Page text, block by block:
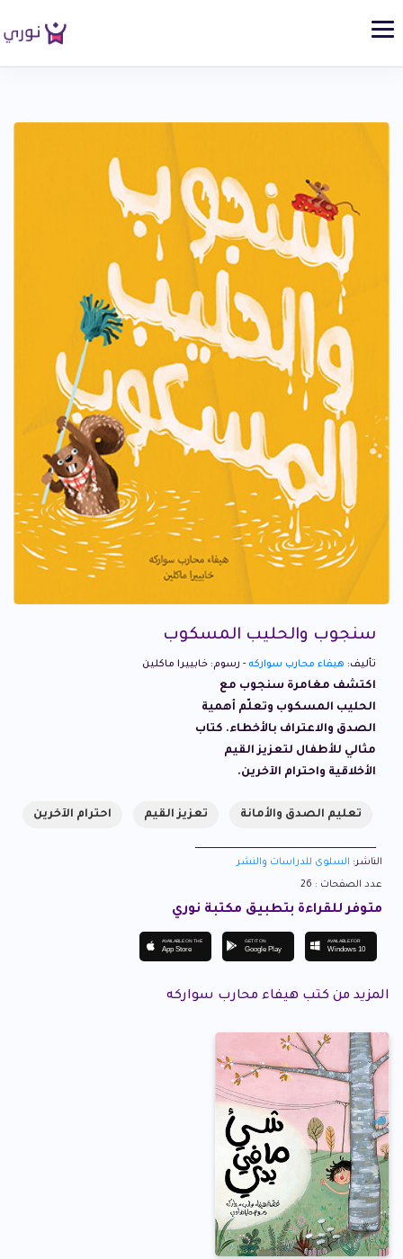
سنجوب والحليب المسكوب
تأليف: هيفاء محارب سواركه - رسوم: خابييرا ماكلين
اكتشف مغامرة سنجوب مع
الحليب المسكوب وتعلّم أهمية
الصدق والاعتراف بالأخطاء. كتاب
مثالي للأطفال لتعزيز القيم
الأخلاقية واحترام الآخرين.
تعليم الصدق والأمانة تعزيز القيم احترام الآخرين
الناشر: السلوى للدراسات والنشر
عدد الصفحات : 26
متوفر للقراءة بتطبيق مكتبة نوري
AVAILABLE ON THE
App Store
GET IT ON
Google Play
AVAILABLE FOR
Windows 10
المزيد من كتب هيفاء محارب سواركه